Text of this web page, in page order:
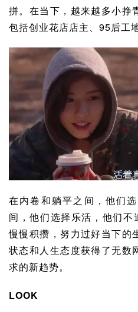
拼。在当下，越来越多小挣
包括创业花店店主、95后工
在内卷和躺平之间，他们
间，他们选择乐活，他们不
慢慢积攒，努力过好当下的
状态和人生态度获得了无数
求的新趋势。
LOOK